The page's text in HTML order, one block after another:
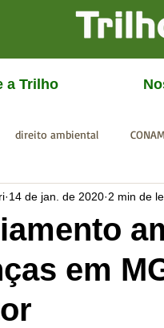
a Trilho
direito ambiental
CGU IBAMA
em
14 de jan. de 2020 2 min de